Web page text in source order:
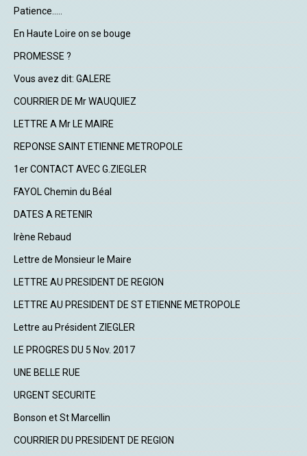
Patience.....
En Haute Loire on se bouge
PROMESSE ?
Vous avez dit: GALERE
COURRIER DE Mr WAUQUIEZ
LETTRE A Mr LE MAIRE
REPONSE SAINT ETIENNE METROPOLE
1er CONTACT AVEC G.ZIEGLER
FAYOL Chemin du Béal
DATES A RETENIR
Irène Rebaud
Lettre de Monsieur le Maire
LETTRE AU PRESIDENT DE REGION
LETTRE AU PRESIDENT DE ST ETIENNE METROPOLE
Lettre au Président ZIEGLER
LE PROGRES DU 5 Nov. 2017
UNE BELLE RUE
URGENT SECURITE
Bonson et St Marcellin
COURRIER DU PRESIDENT DE REGION